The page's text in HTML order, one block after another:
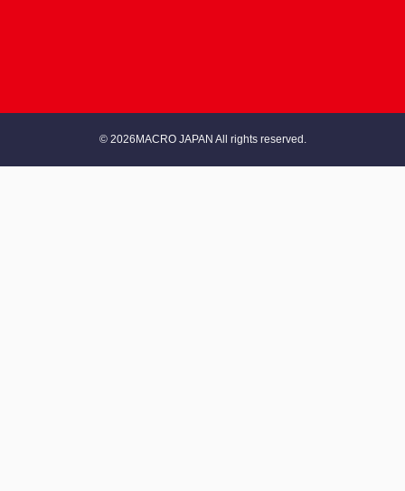
© 2026MACRO JAPAN All rights reserved.